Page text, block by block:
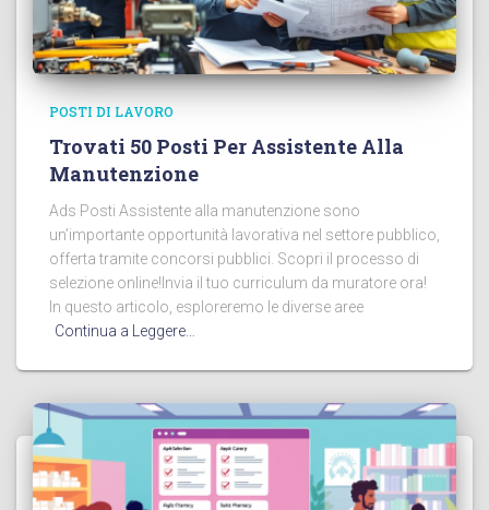
POSTI DI LAVORO
Trovati 50 Posti Per Assistente Alla
Manutenzione
Ads Posti Assistente alla manutenzione sono
un’importante opportunità lavorativa nel settore pubblico,
offerta tramite concorsi pubblici. Scopri il processo di
selezione online!Invia il tuo curriculum da muratore ora!
In questo articolo, esploreremo le diverse aree
Continua a Leggere…